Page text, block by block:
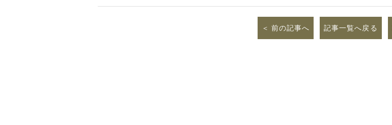
前の記事へ 記事一覧へ戻る